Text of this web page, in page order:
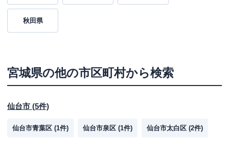
秋田県
宮城県の他の市区町村から検索
仙台市 (5件)
仙台市青葉区 (1件) 仙台市泉区 (1件) 仙台市太白区 (2件)